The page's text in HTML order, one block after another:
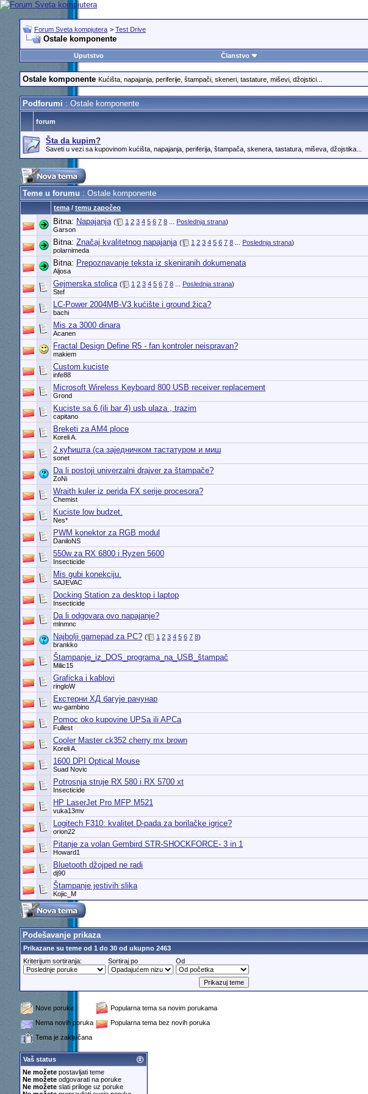
Forum Sveta kompjutera > Test Drive
Ostale komponente
Uputstvo
Članstvo
Ostale komponente Kućišta, napajanja, periferije, štampači, skeneri, tastature, miševi, džojstici...
Podforumi : Ostale komponente
forum
Šta da kupim?
Saveti u vezi sa kupovinom kućišta, napajanja, periferija, štampača, skenera, tastatura, miševa, džojstika...
Teme u forumu: Ostale komponente
tema/ temu započeo
Bitna: Napajanja ( 1 2 3 4 5 6 7 8... Poslednja strana)
Garson
Bitna: Značaj kvalitetnog napajanja ( 1 2 3 4 5 6 7 8... Poslednja strana)
polarnimeda
Bitna: Prepoznavanje teksta iz skeniranih dokumenata
Aljosa
Gejmerska stolica ( 1 2 3 4 5 6 7 8... Poslednja strana)
Stef
LC-Power 2004MB-V3 kućište i ground žica?
bachi
Mis za 3000 dinara
Acanen
Fractal Design Define R5 - fan kontroler neispravan?
makiem
Custom kuciste
infe88
Microsoft Wireless Keyboard 800 USB receiver replacement
Grond
Kuciste sa 6 (ili bar 4) usb ulaza , trazim
capitano
Breketi za AM4 ploce
Koreli A.
2 кућишта (са заједничком тастатуром и миш
sonet
Da li postoji univerzalni drajver za štampače?
ZoNi
Wraith kuler iz perida FX serije procesora?
Chemist
Kuciste low budzet.
Nes*
PWM konektor za RGB modul
DaniloNS
550w za RX 6800 i Ryzen 5600
Insecticide
Mis gubi konekciju.
SAJEVAC
Docking Station za desktop i laptop
Insecticide
Da li odgovara ovo napajanje?
mlnmnc
Najbolji gamepad za PC? ( 1 2 3 4 5 6 7 8)
brankko
Štampanje_iz_DOS_programa_na_USB_štampač
Milic15
Graficka i kablovi
ringloW
Eкстерни ХД багује рачунар
wu-gambino
Pomoc oko kupovine UPSa ili APCa
Fullest
Cooler Master ck352 cherry mx brown
Koreli A.
1600 DPI Optical Mouse
Suad Novic
Potrosnja struje RX 580 i RX 5700 xt
Insecticide
HP LaserJet Pro MFP M521
vuka13mv
Logitech F310: kvalitet D-pada za borilačke igrice?
orion22
Pitanje za volan Gembird STR-SHOCKFORCE- 3 in 1
Howard1
Bluetooth džojped ne radi
dj90
Štampanje jestivih slika
Kojic_M
Podešavanje prikaza
Prikazane su teme od 1 do 30 od ukupno 2463
Kriterijum sortiranja:
Sortiraj po Od
Nove poruke
Popularna tema sa novim porukama
Nema novih poruka
Popularna tema bez novih poruka
Tema je zaključana
Vaš status
Ne možetepostavljati teme
Ne možeteodgovarati na poruke
Ne možeteslati priloge uz poruke